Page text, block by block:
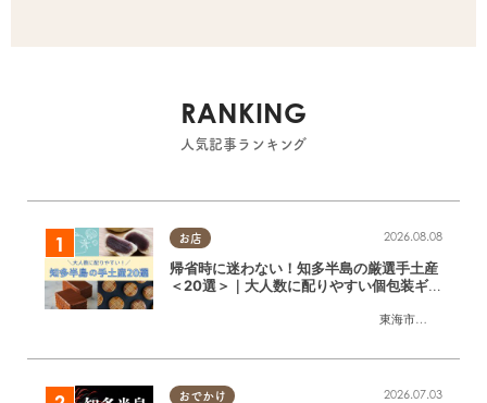
RANKING
人気記事ランキング
お店
東海市
,大府市
2026.08.08
帰省時に迷わない！知多半島の厳選手土産
＜20選＞｜大人数に配りやすい個包装ギフ
おでかけ 2026.07.03